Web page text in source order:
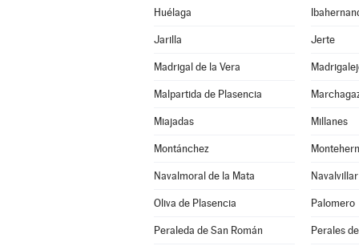
Huélaga
Jarilla Jerte
Madrigal de la Vera
Malpartida de Plasencia
Miajadas Millanes
Montánchez
Navalmoral de la Mata
Oliva de Plasencia Palomero
Peraleda de San Román Perales